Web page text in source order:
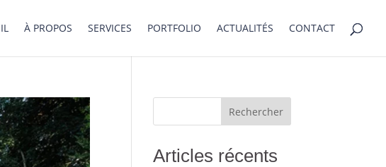
À PROPOS SERVICES PORTFOLIO ACTUALITÉS CONTACT
Rechercher
Articles récents